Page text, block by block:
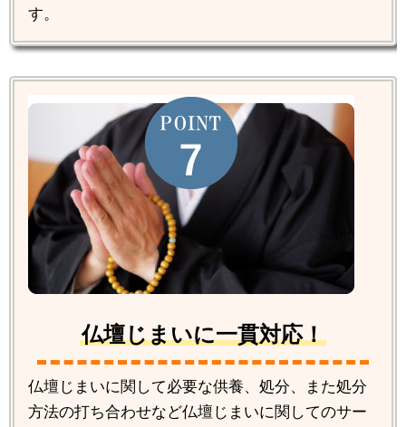
す。
仏壇じまいに一貫対応！
仏壇じまいに関して必要な供養、処分、また処分
方法の打ち合わせなど仏壇じまいに関してのサー